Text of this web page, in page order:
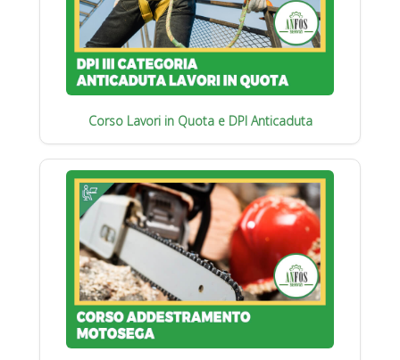
Corso Lavori in Quota e DPI Anticaduta